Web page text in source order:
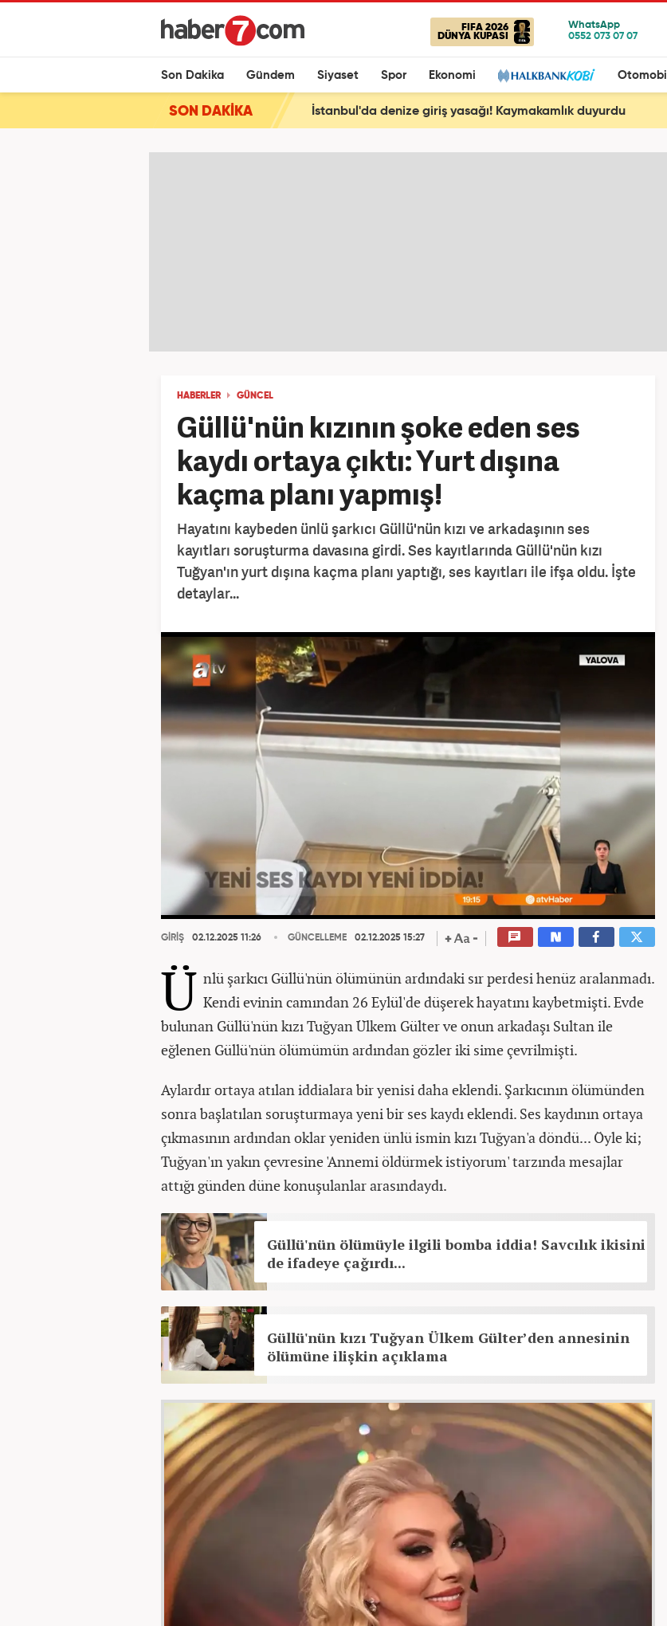
FIFA 2026
DÜNYA KUPASI
Son Dakika Gündem Siyaset Spor Ekonomi Otomobil
SON DAKİKA İstanbul'da denize giriş yasağı! Kaymakamlık duyurdu
HABERLER GÜNCEL
Güllü'nün kızının şoke eden ses
kaydı ortaya çıktı: Yurt dışına
kaçma planı yapmış!
Hayatını kaybeden ünlü şarkıcı Güllü'nün kızı ve arkadaşının ses
kayıtları soruşturma davasına girdi. Ses kayıtlarında Güllü'nün kızı
Tuğyan'ın yurt dışına kaçma planı yaptığı, ses kayıtları ile ifşa oldu. İşte
detaylar...
GİRİŞ 02.12.2025 11:26 GÜNCELLEME 02.12.2025 15:27
Ü nlü şarkıcı Güllü'nün ölümünün ardındaki sır perdesi henüz aralanmadı.
Kendi evinin camından 26 Eylül'de düşerek hayatını kaybetmişti. Evde
bulunan Güllü'nün kızı Tuğyan Ülkem Gülter ve onun arkadaşı Sultan ile
eğlenen Güllü'nün ölümümün ardından gözler iki sime çevrilmişti.
Aylardır ortaya atılan iddialara bir yenisi daha eklendi. Şarkıcının ölümünden
sonra başlatılan soruşturmaya yeni bir ses kaydı eklendi. Ses kaydının ortaya
çıkmasının ardından oklar yeniden ünlü ismin kızı Tuğyan'a döndü... Öyle ki;
Tuğyan'ın yakın çevresine 'Annemi öldürmek istiyorum' tarzında mesajlar
attığı günden düne konuşulanlar arasındaydı.
Güllü'nün ölümüyle ilgili bomba iddia! Savcılık ikisini
de ifadeye çağırdı...
Güllü'nün kızı Tuğyan Ülkem Gülter’den annesinin
ölümüne ilişkin açıklama